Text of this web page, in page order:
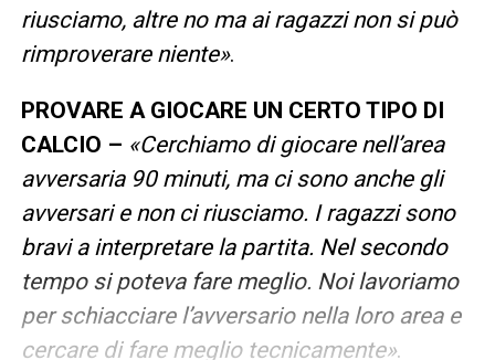
riusciamo, altre no ma ai ragazzi non si può
rimproverare niente».
PROVARE A GIOCARE UN CERTO TIPO DI
CALCIO – «Cerchiamo di giocare nell’area
avversaria 90 minuti, ma ci sono anche gli
avversari e non ci riusciamo. I ragazzi sono
bravi a interpretare la partita. Nel secondo
tempo si poteva fare meglio. Noi lavoriamo
per schiacciare l’avversario nella loro area e
cercare di fare meglio tecnicamente».